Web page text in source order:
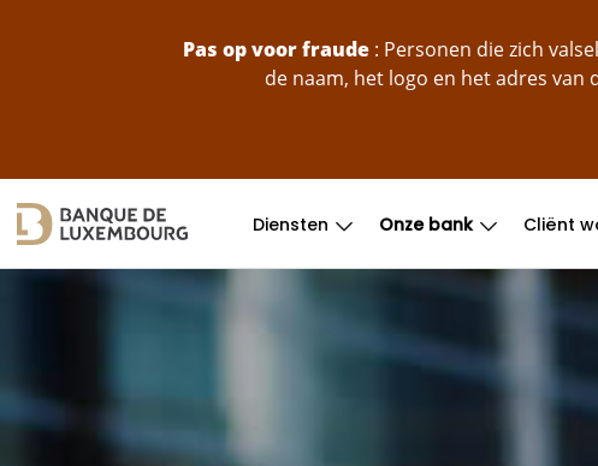
Pas op voor fraude : Personen die zich
de naam, het logo en het adres
Diensten Onze bank Cliënt